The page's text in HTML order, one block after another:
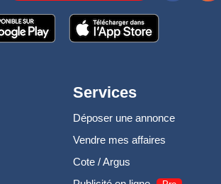
Services
Déposer une annonce
Vendre mes affaires
Cote / Argus